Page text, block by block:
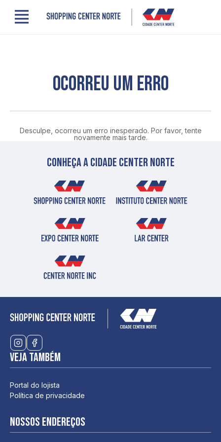
Menu
Comodidades
Clube de Benefícios
Novidades
Quem somos
Localização
OCORREU UM ERRO
Desculpe, ocorreu um erro inesperado. Por favor, tente
novamente mais tarde.
Conheça a cidade center norte
Veja também
Portal do lojista
Política de privacidade
Nossos endereços